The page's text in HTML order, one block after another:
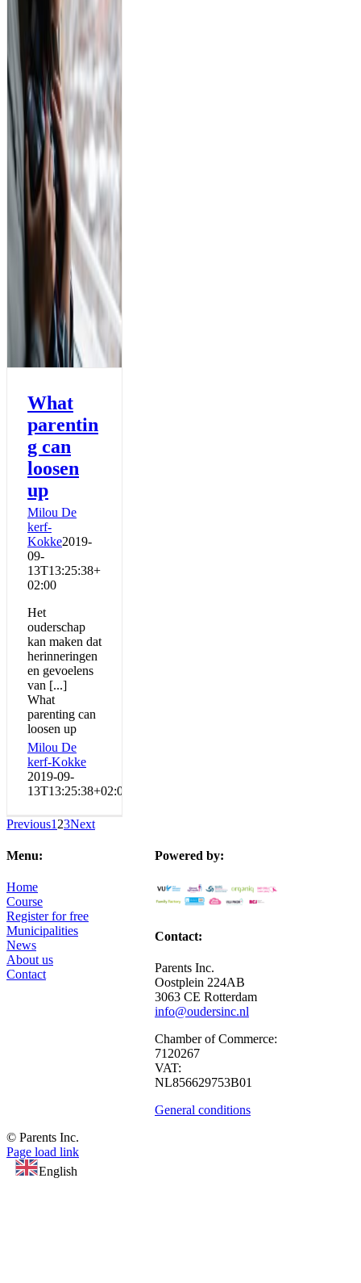
What
parentin
g can
loosen
up
Milou De
kerf-
Kokke2019-
09-
13T13:25:38+
02:00
Het
ouderschap
kan maken dat
herinneringen
en gevoelens
van [...]
What
parenting can
loosen up
Milou De
kerf-Kokke
2019-09-
13T13:25:38+02:00
Previous1 23Next
Menu:
Home
Course
Register for free
Municipalities
News
About us
Contact
Powered by:
Contact:
Parents Inc.
Oostplein 224AB
3063 CE Rotterdam
info@oudersinc.nl
Chamber of Commerce:
7120267
VAT:
NL856629753B01
General conditions
© Parents Inc.
Page load link
Go
English